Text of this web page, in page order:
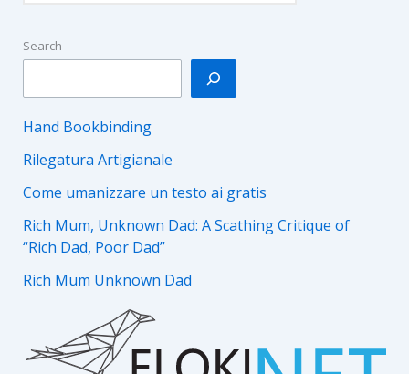
Search
Hand Bookbinding
Rilegatura Artigianale
Come umanizzare un testo ai gratis
Rich Mum, Unknown Dad: A Scathing Critique of
“Rich Dad, Poor Dad”
Rich Mum Unknown Dad